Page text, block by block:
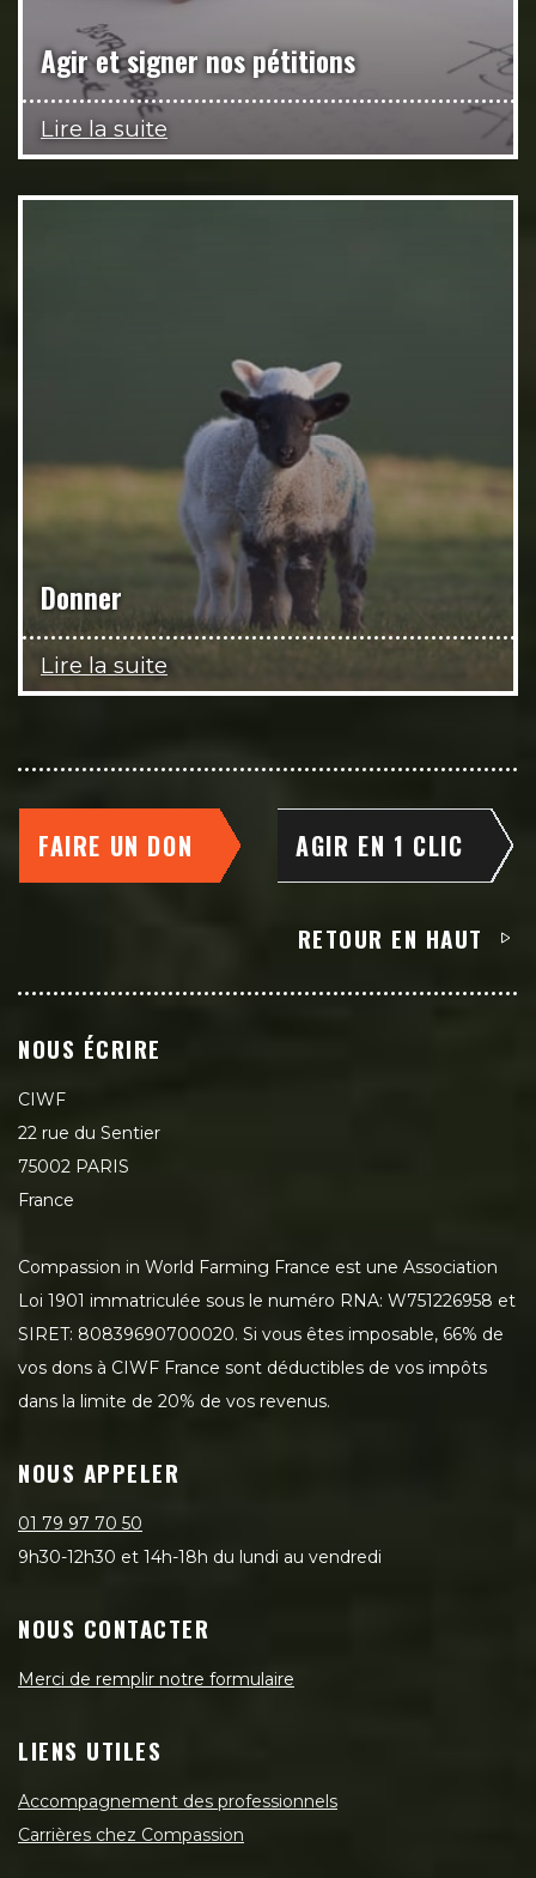
Agir et signer nos pétitions
Lire la suite
Donner
Lire la suite
FAIRE UN DON AGIR EN 1 CLIC
RETOUR EN HAUT
NOUS ÉCRIRE
CIWF
22 rue du Sentier
75002 PARIS
France
Compassion in World Farming France est une Association
Loi 1901 immatriculée sous le numéro RNA: W751226958 et
SIRET: 80839690700020. Si vous êtes imposable, 66% de
vos dons à CIWF France sont déductibles de vos impôts
dans la limite de 20% de vos revenus.
NOUS APPELER
01 79 97 70 50
9h30-12h30 et 14h-18h du lundi au vendredi
NOUS CONTACTER
Merci de remplir notre formulaire
LIENS UTILES
Accompagnement des professionnels
Carrières chez Compassion